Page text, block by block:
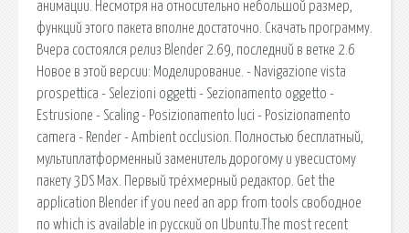
анимации. Несмотря на относительно небольшой размер,
функций этого пакета вполне достаточно. Скачать программу.
Вчера состоялся релиз Blender 2.69, последний в ветке 2.6
Новое в этой версии: Моделирование. - Navigazione vista
prospettica - Selezioni oggetti - Sezionamento oggetto -
Estrusione - Scaling - Posizionamento luci - Posizionamento
camera - Render - Ambient occlusion. Полностью бесплатный,
мультиплатформенный заменитель дорогому и увесистому
пакету 3DS Max. Первый трёхмерный редактор. Get the
application Blender if you need an app from tools свободное
по which is available in pусский on Ubuntu.The most recent